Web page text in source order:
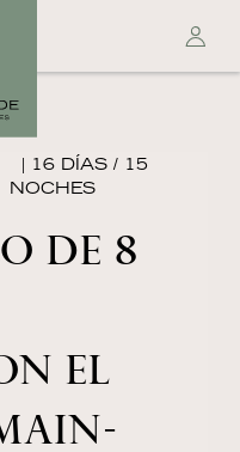
| 16 DÍAS / 15
NOCHES
DE 8
EL